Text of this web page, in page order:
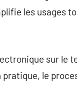
les usages
sur le
pratique, le